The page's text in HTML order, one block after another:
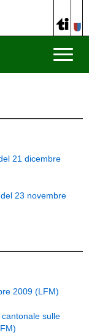
Toggle
21 dicembre
23 novembre
2009 (LFM)
sulle